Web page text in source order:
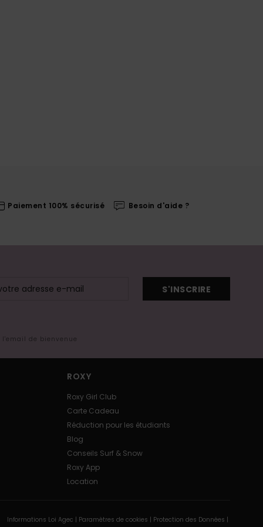
Paiement 100% sécurisé Besoin d'aide ?
S'INSCRIRE
de bienvenue
ROXY
Roxy Girl Club
Carte Cadeau
Réduction pour les étudiants
Blog
Conseils Surf & Snow
Roxy App
Location
Informations Loi Agec | Paramètres de cookies | Protection des Données |